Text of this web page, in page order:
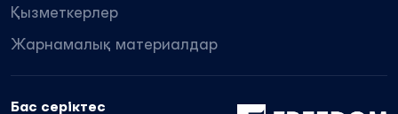
Қызметкерлер
Жарнамалық материалдар
Бас серіктес